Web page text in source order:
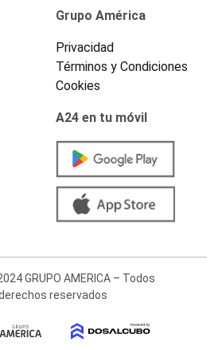
Grupo América
Privacidad
Términos y Condiciones
Cookies
A24 en tu móvil
GRUPO AMERICA – Todos
reservados